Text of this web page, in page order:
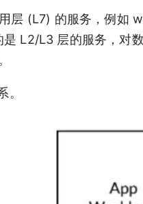
层 (L7) 的服务，例如
L2/L3 层的服务，对